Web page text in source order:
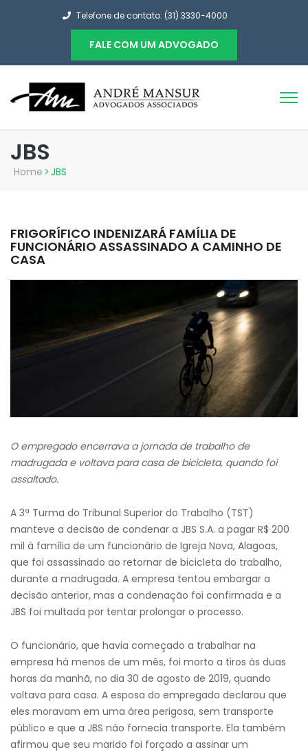
Telefone de contato: (31) 3330-4000
FALE COM UM ADVOGADO
JBS
Home > JBS
FRIGORÍFICO INDENIZARÁ FAMÍLIA DE
FUNCIONÁRIO ASSASSINADO A CAMINHO DE
CASA
O empregado encerrava a jornada de trabalho de
madrugada e voltava para casa de bicicleta, quando foi
assaltado.
A 3ª Turma do Tribunal Superior do Trabalho (TST)
manteve a decisão de condenar a JBS S.A. a pagar R$ 200
mil à família de um funcionário de Igreja Nova, Alagoas,
que foi assassinado ao retornar de bicicleta do trabalho,
durante a madrugada. A empresa tentou embargar a
decisão anterior, mas a condenação foi confirmada e a
JBS foi multada por tentar prolongar o processo.
O funcionário, que havia começado a trabalhar na
empresa há menos de um mês, foi morto a tiros às duas
horas da manhã, no dia 30 de agosto de 2019, quando
voltava para casa. A esposa do empregado declarou que
eles moravam em uma área perigosa, sem transporte
público e que a JBS não fornecia transporte. Ela também
afirmou que seu marido foi forçado a assinar um